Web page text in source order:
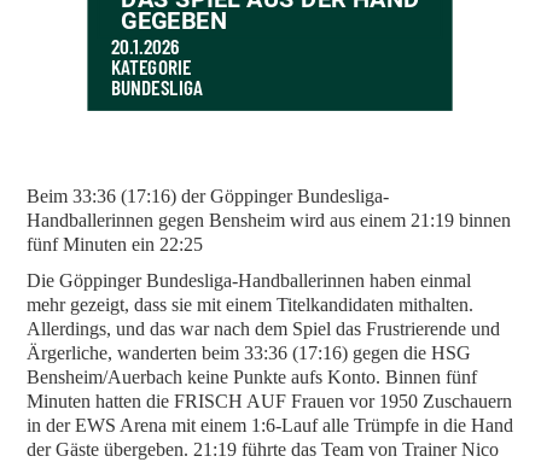
GEGEBEN
20.1.2026
KATEGORIE
BUNDESLIGA
Beim 33:36 (17:16) der Göppinger Bundesliga-
Handballerinnen gegen Bensheim wird aus einem 21:19 binnen
fünf Minuten ein 22:25
Die Göppinger Bundesliga-Handballerinnen haben einmal
mehr gezeigt, dass sie mit einem Titelkandidaten mithalten.
Allerdings, und das war nach dem Spiel das Frustrierende und
Ärgerliche, wanderten beim 33:36 (17:16) gegen die HSG
Bensheim/Auerbach keine Punkte aufs Konto. Binnen fünf
Minuten hatten die FRISCH AUF Frauen vor 1950 Zuschauern
in der EWS Arena mit einem 1:6-Lauf alle Trümpfe in die Hand
der Gäste übergeben. 21:19 führte das Team von Trainer Nico